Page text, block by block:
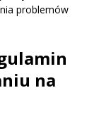
problemów
na